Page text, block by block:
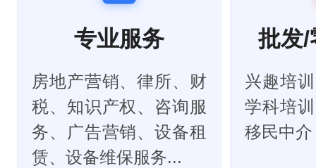
专业服务
房地产营销、律所、财
税、知识产权、咨询服
务、广告营销、设备租
赁、设备维保服务...
批发/
兴趣培
学科培
移民中